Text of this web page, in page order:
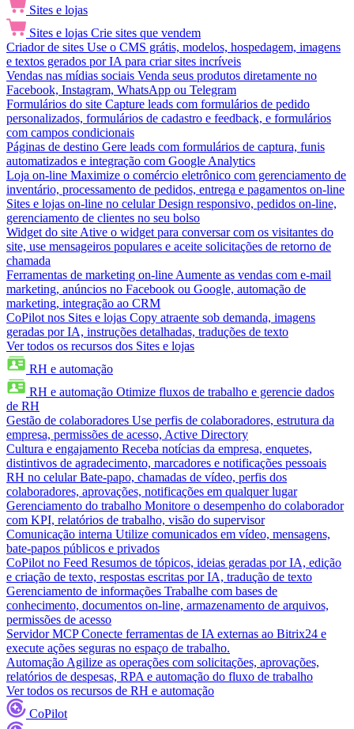
Sites e lojas
Sites e lojas Crie sites que vendem
Criador de sites Use o CMS grátis, modelos, hospedagem, imagens
e textos gerados por IA para criar sites incríveis
Vendas nas mídias sociais Venda seus produtos diretamente no
Facebook, Instagram, WhatsApp ou Telegram
Formulários do site Capture leads com formulários de pedido
personalizados, formulários de cadastro e feedback, e formulários
com campos condicionais
Páginas de destino Gere leads com formulários de captura, funis
automatizados e integração com Google Analytics
Loja on-line Maximize o comércio eletrônico com gerenciamento de
inventário, processamento de pedidos, entrega e pagamentos on-line
Sites e lojas on-line no celular Design responsivo, pedidos on-line,
gerenciamento de clientes no seu bolso
Widget do site Ative o widget para conversar com os visitantes do
site, use mensageiros populares e aceite solicitações de retorno de
chamada
Ferramentas de marketing on-line Aumente as vendas com e-mail
marketing, anúncios no Facebook ou Google, automação de
marketing, integração ao CRM
CoPilot nos Sites e lojas Copy atraente sob demanda, imagens
geradas por IA, instruções detalhadas, traduções de texto
Ver todos os recursos dos Sites e lojas
RH e automação
RH e automação Otimize fluxos de trabalho e gerencie dados
de RH
Gestão de colaboradores Use perfis de colaboradores, estrutura da
empresa, permissões de acesso, Active Directory
Cultura e engajamento Receba notícias da empresa, enquetes,
distintivos de agradecimento, marcadores e notificações pessoais
RH no celular Bate-papo, chamadas de vídeo, perfis dos
colaboradores, aprovações, notificações em qualquer lugar
Gerenciamento do trabalho Monitore o desempenho do colaborador
com KPI, relatórios de trabalho, visão do supervisor
Comunicação interna Utilize comunicados em vídeo, mensagens,
bate-papos públicos e privados
CoPilot no Feed Resumos de tópicos, ideias geradas por IA, edição
e criação de texto, respostas escritas por IA, tradução de texto
Gerenciamento de informações Trabalhe com bases de
conhecimento, documentos on-line, armazenamento de arquivos,
permissões de acesso
Servidor MCP Conecte ferramentas de IA externas ao Bitrix24 e
execute ações seguras no espaço de trabalho.
Automação Agilize as operações com solicitações, aprovações,
relatórios de despesas, RPA e automação do fluxo de trabalho
Ver todos os recursos de RH e automação
CoPilot